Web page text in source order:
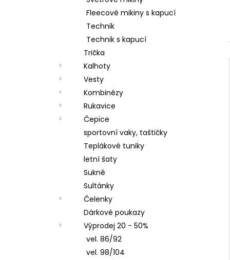
Fleecové mikiny s kapucí
Technik
Technik s kapucí
Trička
Kalhoty
Vesty
Kombinézy
Rukavice
Čepice
sportovní vaky, taštičky
Teplákové tuniky
letní šaty
Sukně
Sultánky
Čelenky
Dárkové poukazy
Výprodej 20 - 50%
vel. 86/92
vel. 98/104
LETNÍ DÁMSKÉ ŠATY V, TYRKYSOVÉ
ORNAMENTY
950 Kč